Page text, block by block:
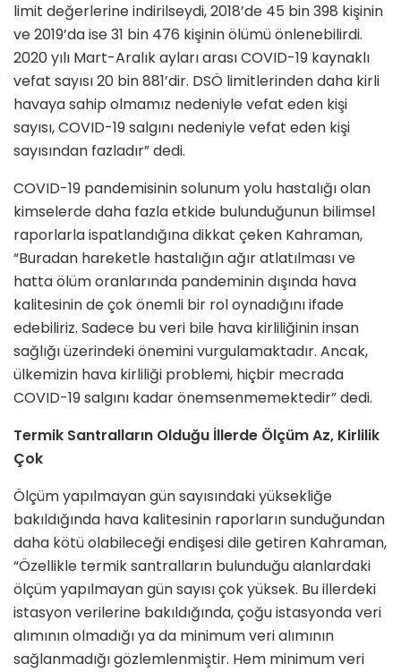
limit değerlerine indirilseydi, 2018’de 45 bin 398 kişinin
ve 2019’da ise 31 bin 476 kişinin ölümü önlenebilirdi.
2020 yılı Mart-Aralık ayları arası COVID-19 kaynaklı
vefat sayısı 20 bin 881’dir. DSÖ limitlerinden daha kirli
havaya sahip olmamız nedeniyle vefat eden kişi
sayısı, COVID-19 salgını nedeniyle vefat eden kişi
sayısından fazladır” dedi.
COVID-19 pandemisinin solunum yolu hastalığı olan
kimselerde daha fazla etkide bulunduğunun bilimsel
raporlarla ispatlandığına dikkat çeken Kahraman,
“Buradan hareketle hastalığın ağır atlatılması ve
hatta ölüm oranlarında pandeminin dışında hava
kalitesinin de çok önemli bir rol oynadığını ifade
edebiliriz. Sadece bu veri bile hava kirliliğinin insan
sağlığı üzerindeki önemini vurgulamaktadır. Ancak,
ülkemizin hava kirliliği problemi, hiçbir mecrada
COVID-19 salgını kadar önemsenmemektedir” dedi.
Termik Santralların Olduğu İllerde Ölçüm Az, Kirlilik
Çok
Ölçüm yapılmayan gün sayısındaki yüksekliğe
bakıldığında hava kalitesinin raporların sunduğundan
daha kötü olabileceği endişesi dile getiren Kahraman,
“Özellikle termik santralların bulunduğu alanlardaki
ölçüm yapılmayan gün sayısı çok yüksek. Bu illerdeki
istasyon verilerine bakıldığında, çoğu istasyonda veri
alımının olmadığı ya da minimum veri alımının
sağlanmadığı gözlemlenmiştir. Hem minimum veri